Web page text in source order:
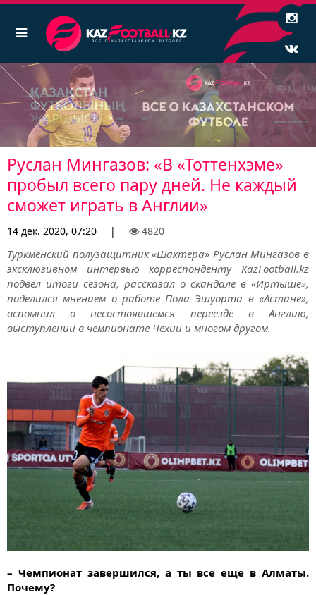
Руслан Мингазов: «В «Тоттенхэме»
пробыл всего пару дней. Не каждый
сможет играть в Англии»
14 дек. 2020, 07:20 | 4820
Туркменский полузащитник «Шахтера» Руслан Мингазов в
эксклюзивном интервью корреспонденту KazFootball.kz
подвел итоги сезона, рассказал о скандале в «Иртыше»,
поделился мнением о работе Пола Эшуорта в «Астане»,
вспомнил о несостоявшемся переезде в Англию,
выступлении в чемпионате Чехии и многом другом.
– Чемпионат завершился, а ты все еще в Алматы.
Почему?